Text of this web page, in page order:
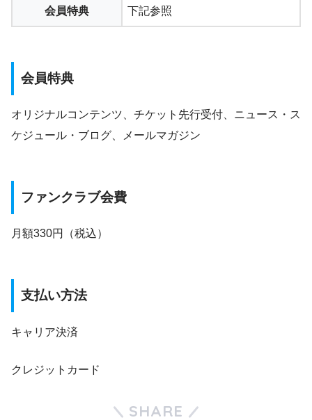
会員特典 下記参照
会員特典
オリジナルコンテンツ、チケット先行受付、ニュース・ス
ケジュール・ブログ、メールマガジン
ファンクラブ会費
月額330円（税込）
支払い方法
キャリア決済
クレジットカード
SHARE